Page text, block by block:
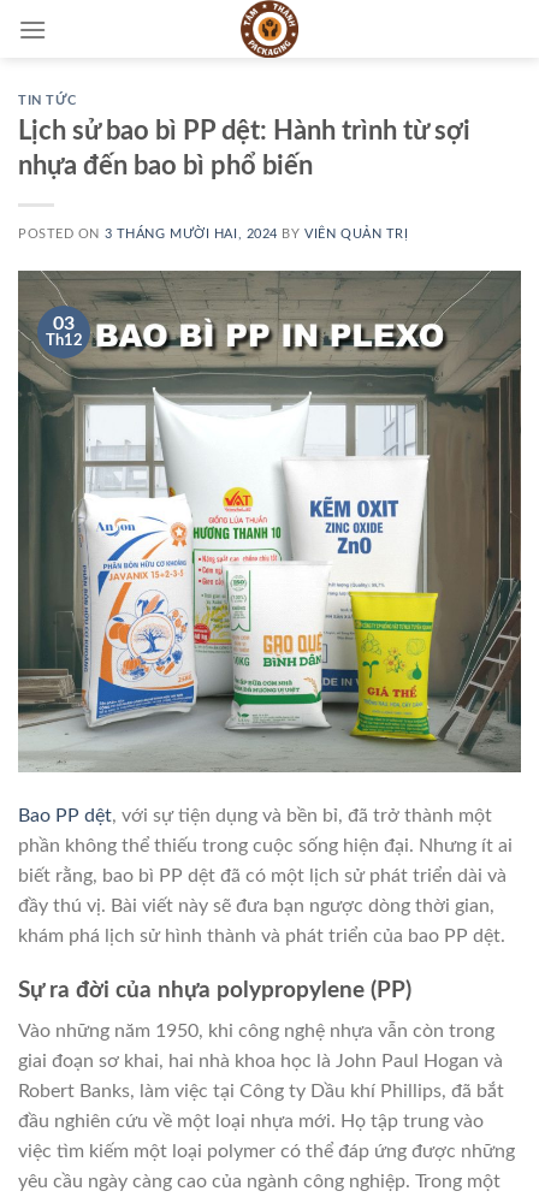
TIN TỨC
Lịch sử bao bì PP dệt: Hành trình từ sợi
nhựa đến bao bì phổ biến
POSTED ON 3 THÁNG MƯỜI HAI, 2024 BYVIÊN QUẢN TRỊ
03
Th12
Bao PP dệt, với sự tiện dụng và bền bỉ, đã trở thành một
phần không thể thiếu trong cuộc sống hiện đại. Nhưng ít ai
biết rằng, bao bì PP dệt đã có một lịch sử phát triển dài và
đầy thú vị. Bài viết này sẽ đưa bạn ngược dòng thời gian,
khám phá lịch sử hình thành và phát triển của bao PP dệt.
Sự ra đời của nhựa polypropylene (PP)
Vào những năm 1950, khi công nghệ nhựa vẫn còn trong
giai đoạn sơ khai, hai nhà khoa học là John Paul Hogan và
Robert Banks, làm việc tại Công ty Dầu khí Phillips, đã bắt
đầu nghiên cứu về một loại nhựa mới. Họ tập trung vào
việc tìm kiếm một loại polymer có thể đáp ứng được những
yêu cầu ngày càng cao của ngành công nghiệp. Trong một